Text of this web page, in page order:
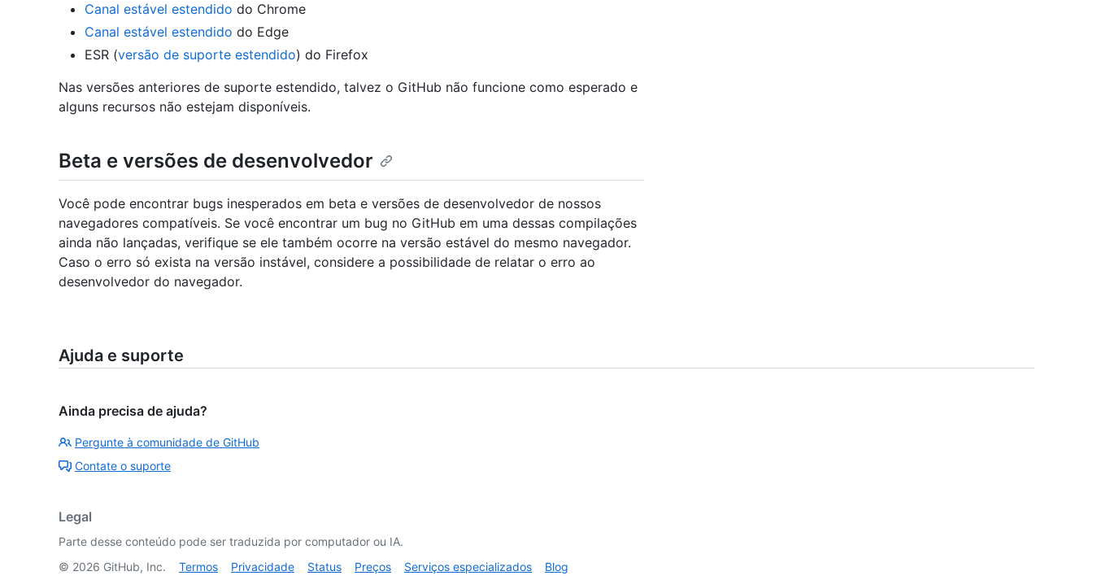
Canal estável estendido do Chrome
Canal estável estendido do Edge
ESR (versão de suporte estendido) do Firefox
Nas versões anteriores de suporte estendido, talvez o GitHub não funcione como esperado e
alguns recursos não estejam disponíveis.
Beta e versões de desenvolvedor
Você pode encontrar bugs inesperados em beta e versões de desenvolvedor de nossos
navegadores compatíveis. Se você encontrar um bug no GitHub em uma dessas compilações
ainda não lançadas, verifique se ele também ocorre na versão estável do mesmo navegador.
Caso o erro só exista na versão instável, considere a possibilidade de relatar o erro ao
desenvolvedor do navegador.
Ajuda e suporte
Ainda precisa de ajuda?
Pergunte à comunidade de GitHub
Contate o suporte
Legal
Parte desse conteúdo pode ser traduzida por computador ou IA.
© 2026 GitHub, Inc. Termos Privacidade Status Preços Serviços especializados Blog